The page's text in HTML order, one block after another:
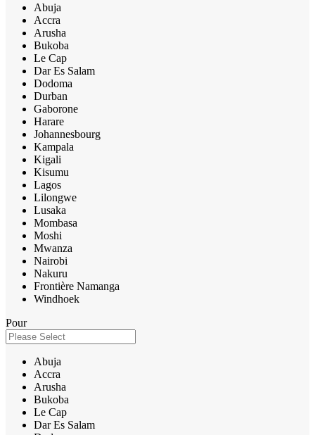
Abuja
Accra
Arusha
Bukoba
Le Cap
Dar Es Salam
Dodoma
Durban
Gaborone
Harare
Johannesbourg
Kampala
Kigali
Kisumu
Lagos
Lilongwe
Lusaka
Mombasa
Moshi
Mwanza
Nairobi
Nakuru
Frontière Namanga
Windhoek
Pour
Abuja
Accra
Arusha
Bukoba
Le Cap
Dar Es Salam